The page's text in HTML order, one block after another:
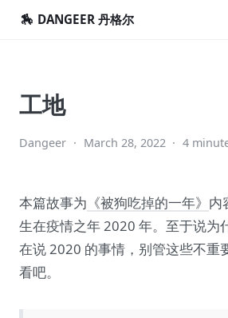
🏇 DANGEER 丹格尔
工地
Dangeer · March 28, 2022 · 4
本篇故事为 《被狗吃掉的一年》 内
生在疫情之年 2020 年。至于说为
在说 2020 的事情，别管这些不重
看吧。